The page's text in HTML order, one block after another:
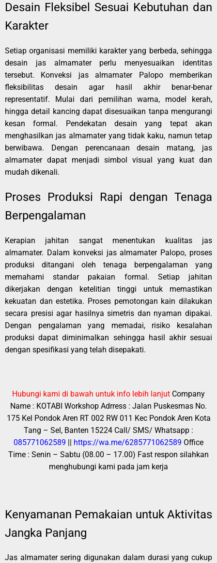
Desain Fleksibel Sesuai Kebutuhan dan
Karakter
Setiap organisasi memiliki karakter yang berbeda, sehingga
desain jas almamater perlu menyesuaikan identitas
tersebut. Konveksi jas almamater Palopo memberikan
fleksibilitas desain agar hasil akhir benar-benar
representatif. Mulai dari pemilihan warna, model kerah,
hingga detail kancing dapat disesuaikan tanpa mengurangi
kesan formal. Pendekatan desain yang tepat akan
menghasilkan jas almamater yang tidak kaku, namun tetap
berwibawa. Dengan perencanaan desain matang, jas
almamater dapat menjadi simbol visual yang kuat dan
mudah dikenali.
Proses Produksi Rapi dengan Tenaga
Berpengalaman
Kerapian jahitan sangat menentukan kualitas jas
almamater. Dalam konveksi jas almamater Palopo, proses
produksi ditangani oleh tenaga berpengalaman yang
memahami standar pakaian formal. Setiap jahitan
dikerjakan dengan ketelitian tinggi untuk memastikan
kekuatan dan estetika. Proses pemotongan kain dilakukan
secara presisi agar hasilnya simetris dan nyaman dipakai.
Dengan pengalaman yang memadai, risiko kesalahan
produksi dapat diminimalkan sehingga hasil akhir sesuai
dengan spesifikasi yang telah disepakati.
Hubungi kami di bawah untuk info lebih lanjut Company
Name : KOTABI Workshop Adrress : Jalan Puskesmas No.
175 Kel Pondok Aren RT 002 RW 011 Kec Pondok Aren Kota
Tang – Sel, Banten 15224 Call/ SMS/ Whatsapp :
085771062589
https://wa.me/6285771062589 Office
Time : Senin – Sabtu (08.00 – 17.00) Fast respon silahkan
menghubungi kami pada jam kerja
Kenyamanan Pemakaian untuk Aktivitas
Jangka Panjang
Jas almamater sering digunakan dalam durasi yang cukup